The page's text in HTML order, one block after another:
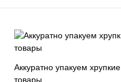
Аккуратно упакуем хрупкие
товары